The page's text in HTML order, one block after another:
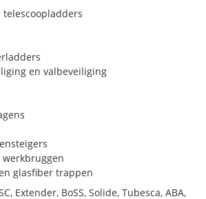
telescoopladders
en valbeveiliging
glasfiber trappen
Extender, BoSS, Solide, Tubesca, ABA,